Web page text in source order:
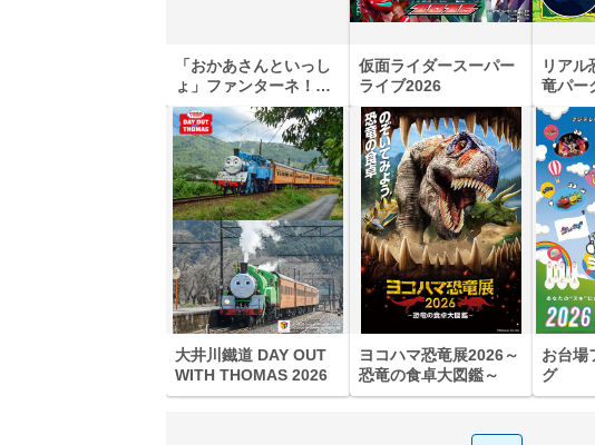
「おかあさんといっし
ょ」ファンターネ！と
あそぼ
仮面ライダースーパー
ライブ2026
リア
竜パー
大井川鐵道 DAY OUT
WITH THOMAS 2026
ヨコハマ恐竜展2026～
恐竜の食卓大図鑑～
お台場
グ